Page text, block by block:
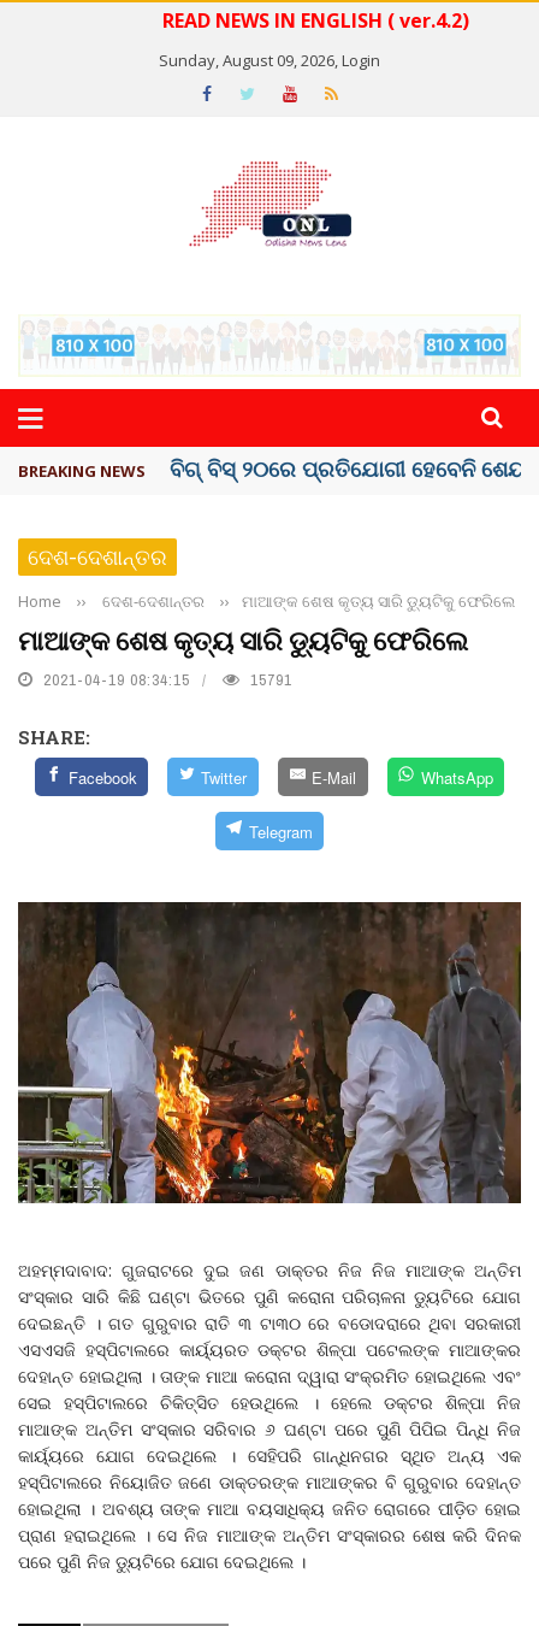
READ NEWS IN ENGLISH ( ver.4.2)
Sunday, August 09, 2026,Login
BREAKING NEWS ଅମରନାଥ ଯାତ୍ରା ସ୍ଥଗିତ
ଦେଶ-ଦେଶାନ୍ତର
Home ›› ଦେଶ-ଦେଶାନ୍ତର ›› ମାଆଙ୍କ ଶେଷ କୃତ୍ୟ ସାରି ଡୁ୍ୟଟିକୁ ଫେରିଲେ
ମାଆଙ୍କ ଶେଷ କୃତ୍ୟ ସାରି ଡୁ୍ୟଟିକୁ ଫେରିଲେ
2021-04-19 08:34:15 15791
SHARE:
Facebook Twitter E-Mail WhatsApp
Telegram
ଅହମ୍ମଦାବାଦ: ଗୁଜରାଟରେ ଦୁଇ ଜଣ ଡାକ୍ତର ନିଜ ନିଜ ମାଆଙ୍କ ଅନ୍ତିମ
ସଂସ୍କାର ସାରି କିଛି ଘଣ୍ଟା ଭିତରେ ପୁଣି କରୋନା ପରିଚାଳନା ଡୁ୍ୟଟିରେ ଯୋଗ
ଦେଇଛନ୍ତି । ଗତ ଗୁରୁବାର ରାତି ୩ ଟା୩୦ ରେ ବଡୋଦରାରେ ଥିବା ସରକାରୀ
ଏସଏସଜି ହସ୍ପିଟାଲରେ କାର୍ୟ୍ୟରତ ଡକ୍ଟର ଶିଳ୍ପା ପଟେଲଙ୍କ ମାଆଙ୍କର
ଦେହାନ୍ତ ହୋଇଥିଲା । ତାଙ୍କ ମାଆ କରୋନା ଦ୍ୱାରା ସଂକ୍ରମିତ ହୋଇଥିଲେ ଏବଂ
ସେଇ ହସ୍ପିଟାଲରେ ଚିକିତ୍ସିତ ହେଉଥିଲେ । ହେଲେ ଡକ୍ଟର ଶିଳ୍ପା ନିଜ
ମାଆଙ୍କ ଅନ୍ତିମ ସଂସ୍କାର ସରିବାର ୬ ଘଣ୍ଟା ପରେ ପୁଣି ପିପିଇ ପିନ୍ଧି ନିଜ
କାର୍ୟ୍ୟରେ ଯୋଗ ଦେଇଥିଲେ । ସେହିପରି ଗାନ୍ଧିନଗର ସ୍ଥିତ ଅନ୍ୟ ଏକ
ହସ୍ପିଟାଲରେ ନିୟୋଜିତ ଜଣେ ଡାକ୍ତରଙ୍କ ମାଆଙ୍କର ବି ଗୁରୁବାର ଦେହାନ୍ତ
ହୋଇଥିଲା । ଅବଶ୍ୟ ତାଙ୍କ ମାଆ ବୟସାଧିକ୍ୟ ଜନିତ ରୋଗରେ ପୀଡ଼ିତ ହୋଇ
ପ୍ରାଣ ହରାଇଥିଲେ । ସେ ନିଜ ମାଆଙ୍କ ଅନ୍ତିମ ସଂସ୍କାରର ଶେଷ କରି ଦିନକ
ପରେ ପୁଣି ନିଜ ଡୁ୍ୟଟିରେ ଯୋଗ ଦେଇଥିଲେ ।